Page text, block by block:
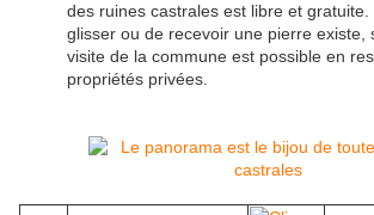
des ruines castrales est libre et
glisser ou de recevoir une pierre existe,
visite de la commune est possible en
propriétés privées.